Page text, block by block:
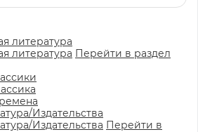
литература
литература Перейти в раздел
Издательства
Издательства Перейти в